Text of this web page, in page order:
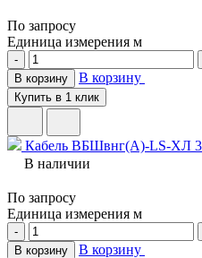
По запросу
Единица измерения м
-
В корзину
В корзину
Купить в 1 клик
Кабель ВБШвнг(A)-LS-ХЛ
В наличии
По запросу
Единица измерения м
-
В корзину
В корзину